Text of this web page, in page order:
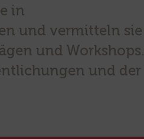
in
und vermitteln sie
und Workshops.
und der